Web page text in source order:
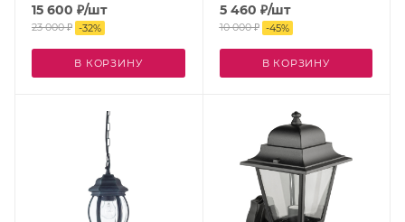
15 600 ₽/шт
23 000₽ -32%
В КОРЗИНУ
5 460 ₽/шт
10 000₽ -45%
В КОРЗИНУ